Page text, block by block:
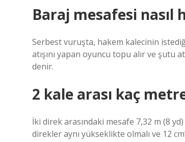
Baraj mesafesi nasıl
Serbest vuruşta, hakem kalecinin
atışını yapan oyuncu topu alır ve şutu
denir.
2 kale arası kaç
İki direk arasındaki mesafe 7,32 m (8
direkler aynı yükseklikte olmalı ve 12